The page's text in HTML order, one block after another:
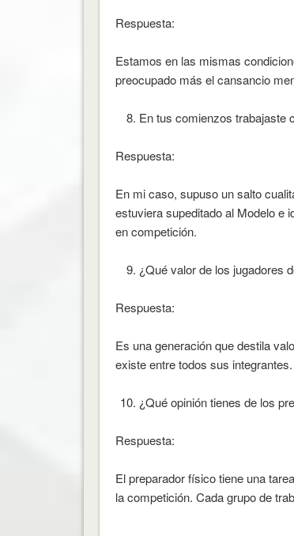
Respuesta:
Estamos en las mismas
preocupado más el cansancio
En tus comienzos trabajaste
Respuesta:
En mi caso, supuso un salto
estuviera supeditado al Modelo e
en competición.
¿Qué valor de los jugadores
Respuesta:
Es una generación que destila
existe entre todos sus integrantes.
¿Qué opinión tienes de los
Respuesta:
El preparador físico tiene una
la competición. Cada grupo de